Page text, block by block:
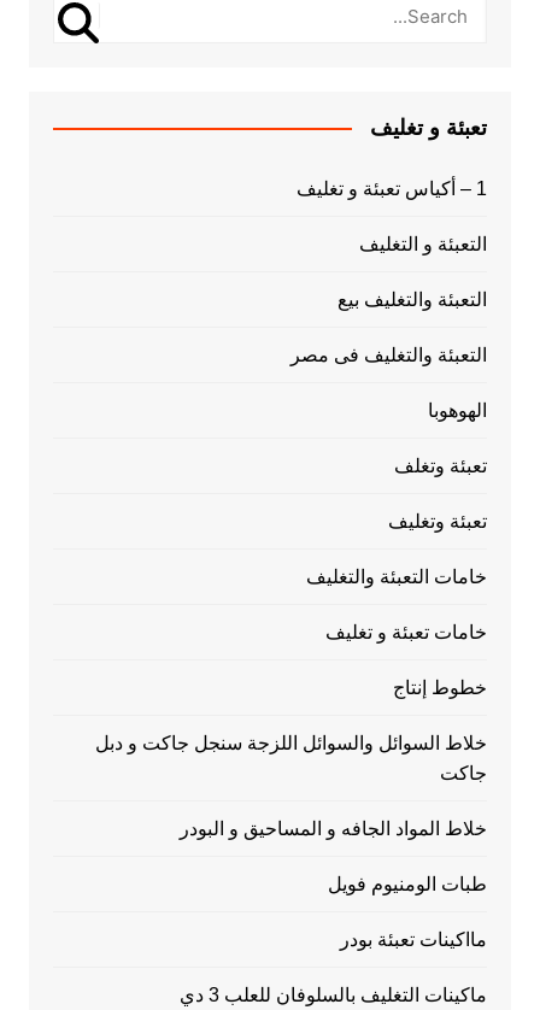
تعبئة و تغليف
1 – أكياس تعبئة و تغليف
التعبئة و التغليف
التعبئة والتغليف بيع
التعبئة والتغليف فى مصر
الهوهوبا
تعبئة وتغلف
تعبئة وتغليف
خامات التعبئة والتغليف
خامات تعبئة و تغليف
خطوط إنتاج
خلاط السوائل والسوائل اللزجة سنجل جاكت و دبل
جاكت
خلاط المواد الجافه و المساحيق و البودر
طبات الومنيوم فويل
مااكينات تعبئة بودر
ماكينات التغليف بالسلوفان للعلب 3 دي